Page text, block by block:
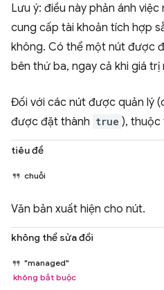
Lưu ý: điều này phản ánh
cung cấp tài khoản tích hợp
không. Có thể một nút được
bên thứ ba, ngay cả khi giá trị
Đối với các nút được quản lý
được đặt thành true ), thuộc
tiêu đề
chuỗi
Văn bản xuất hiện cho nút.
không thể sửa đổi
"managed"
không bắt buộc